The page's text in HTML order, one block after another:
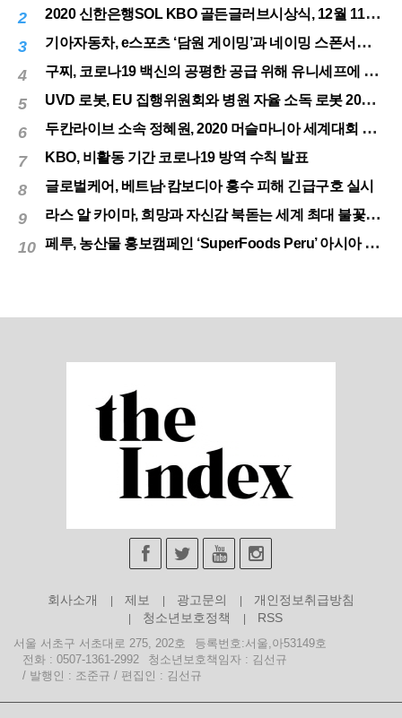
2 2020 신한은행SOL KBO 골든글러브시상식, 12월 11일(금) 시행
3 기아자동차, e스포츠 ‘담원 게이밍’과 네이밍 스폰서십 체결
4 구찌, 코로나19 백신의 공평한 공급 위해 유니세프에 50만달러 기부
5 UVD 로봇, EU 집행위원회와 병원 자율 소독 로봇 200대 공급 계약
6 두칸라이브 소속 정혜원, 2020 머슬마니아 세계대회 우승
7 KBO, 비활동 기간 코로나19 방역 수칙 발표
8 글로벌케어, 베트남·캄보디아 홍수 피해 긴급구호 실시
9 라스 알 카이마, 희망과 자신감 북돋는 세계 최대 불꽃놀이
10 페루, 농산물 홍보캠페인 ‘SuperFoods Peru’ 아시아 진출개척
회사소개 제보 광고문의
개인정보취급방침
청소년보호정책
RSS
서울 서초구 서초대로 275, 202호
등록번호:서울,아53149호
전화 : 0507-1361-2992
청소년보호책임자 : 김선규
/ 발행인 : 조준규 / 편집인 : 김선규